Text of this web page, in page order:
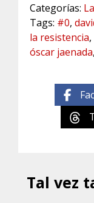
Categorías:
Tags: #0,
la resistencia,
óscar jaenada,
Tal vez